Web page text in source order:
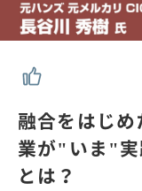
融合をはじ
業が"いま"実
とは？